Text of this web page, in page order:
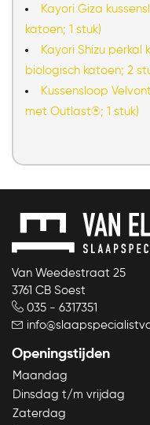
Kayori Giza
katoen; 1 stuk)
Kayori Shizu perkal
biologisch katoen; 2
Kussensloop
met Outlast®; 1 stuk)
Van Weedestraat 25
3761 CB Soest
035 - 6317351
Openingstijden
Maandag
Dinsdag t/m vrijdag
Zaterdag